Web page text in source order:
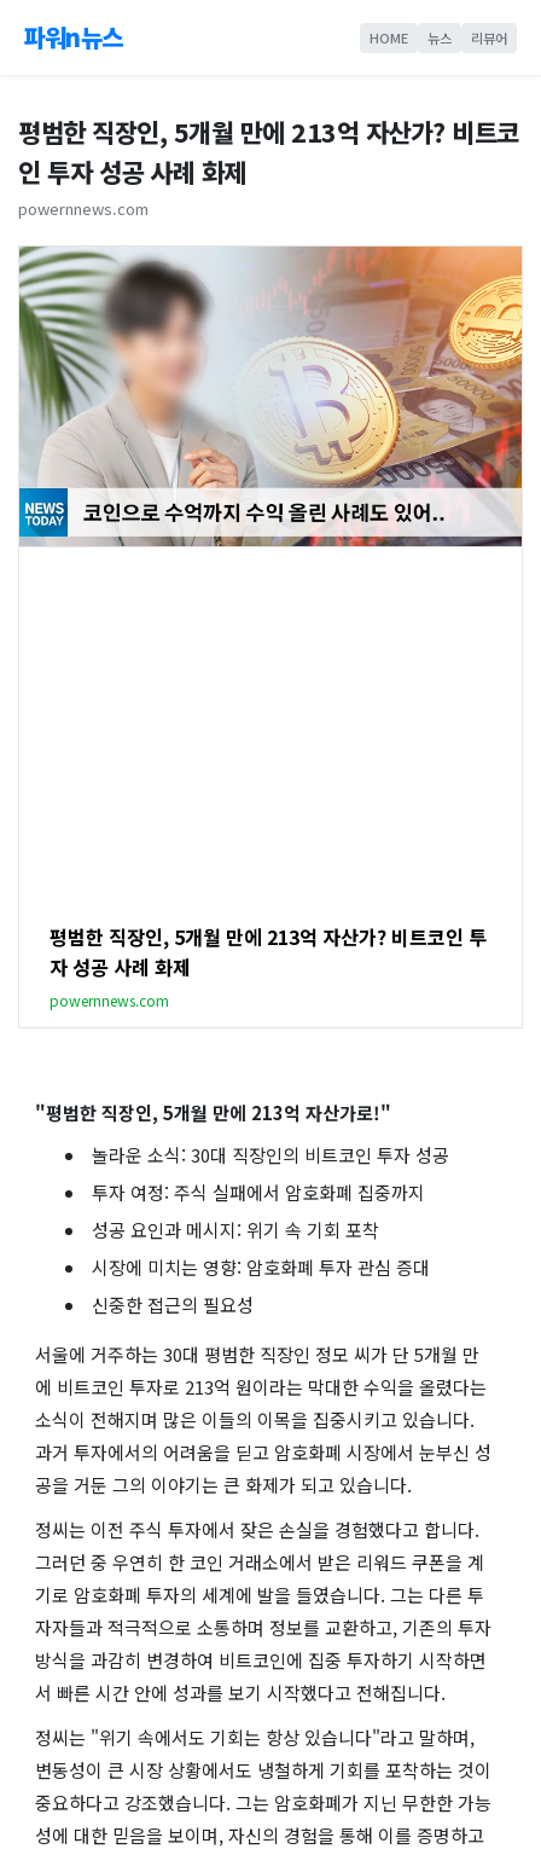
파워n뉴스 HOME 뉴스 리뷰어
평범한 직장인, 5개월 만에 213억 자산가? 비트코
인 투자 성공 사례 화제
powernnews.com
평범한 직장인, 5개월 만에 213억 자산가? 비트코인 투
자 성공 사례 화제
powernnews.com
"평범한 직장인, 5개월 만에 213억 자산가로!"
놀라운 소식: 30대 직장인의 비트코인 투자 성공
투자 여정: 주식 실패에서 암호화폐 집중까지
성공 요인과 메시지: 위기 속 기회 포착
시장에 미치는 영향: 암호화폐 투자 관심 증대
신중한 접근의 필요성
서울에 거주하는 30대 평범한 직장인 정모 씨가 단 5개월 만
에 비트코인 투자로 213억 원이라는 막대한 수익을 올렸다는
소식이 전해지며 많은 이들의 이목을 집중시키고 있습니다.
과거 투자에서의 어려움을 딛고 암호화폐 시장에서 눈부신 성
공을 거둔 그의 이야기는 큰 화제가 되고 있습니다.
정씨는 이전 주식 투자에서 잦은 손실을 경험했다고 합니다.
그러던 중 우연히 한 코인 거래소에서 받은 리워드 쿠폰을 계
기로 암호화폐 투자의 세계에 발을 들였습니다. 그는 다른 투
자자들과 적극적으로 소통하며 정보를 교환하고, 기존의 투자
방식을 과감히 변경하여 비트코인에 집중 투자하기 시작하면
서 빠른 시간 안에 성과를 보기 시작했다고 전해집니다.
정씨는 "위기 속에서도 기회는 항상 있습니다"라고 말하며,
변동성이 큰 시장 상황에서도 냉철하게 기회를 포착하는 것이
중요하다고 강조했습니다. 그는 암호화폐가 지닌 무한한 가능
성에 대한 믿음을 보이며, 자신의 경험을 통해 이를 증명하고